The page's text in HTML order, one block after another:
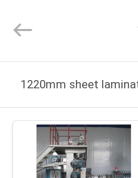
उत्पादों
वीडियो
Ltd..
Reserved.
1220mm sheet